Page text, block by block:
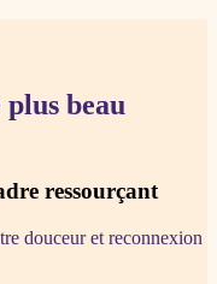
beau
ressourçant
douceur et reconnexion